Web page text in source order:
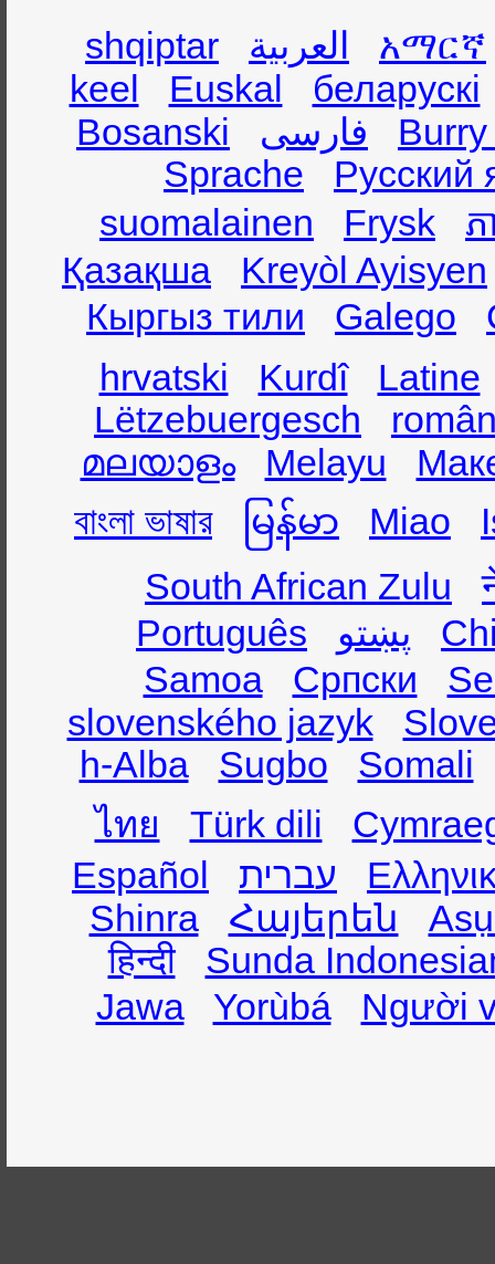
shqiptar العربية
አማርኛ
keel
Euskal
беларускі
Bosanski
فارسی
Sprache
Русский
suomalainen
Frysk
ភ
Қазақша
Kreyòl Ayisyen
Кыргыз тили
Galego
hrvatski
Kurdî
Latine
Lëtzebuergesch
മലയാളം
Melayu
বাংলা ভাষার
မြန်မာ Miao
South African Zulu
Português
پښتو
Samoa
Српски
slovenského jazyk
h-Alba
Sugbo
Somali
ไทย
Türk dili
Español
עברית
Shinra
Հայերեն
हिन्दी
Sunda
Jawa
Yorùbá Người